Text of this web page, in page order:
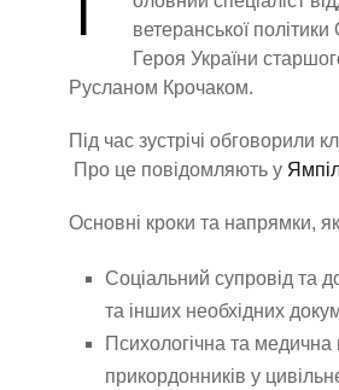
Г
ветеранської
Героя України
Русланом Крочаком.
Під час зустрічі обговорили
Про це повідомляють у
Основні кроки та напрямки,
Соціальний супровід та
та інших необхідних
Психологічна та медична
прикордонників у